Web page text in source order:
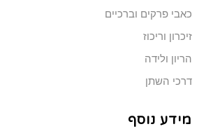
כאבי פרקים וברכיים
זיכרון וריכוז
הריון ולידה
דרכי השתן
מידע נוסף